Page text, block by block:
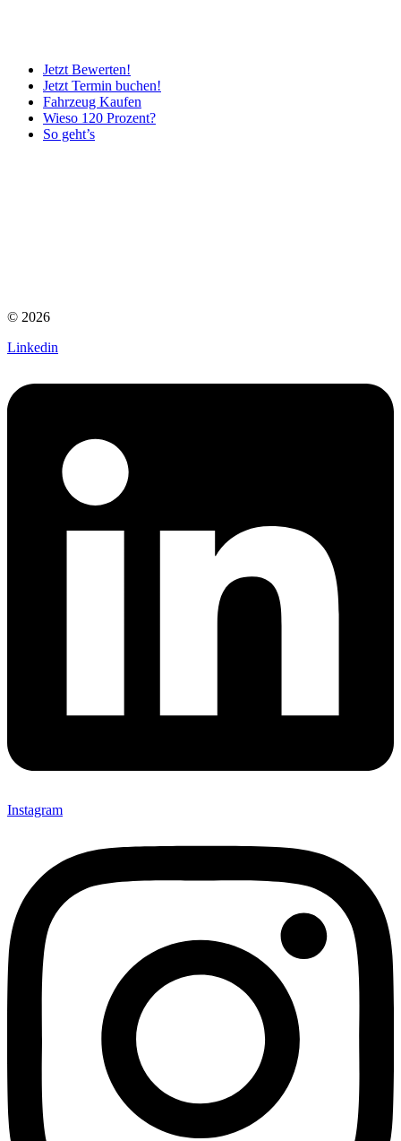
Jetzt Bewerten!
Jetzt Termin buchen!
Fahrzeug Kaufen
Wieso 120 Prozent?
So geht’s
© 2026
Linkedin
Instagram